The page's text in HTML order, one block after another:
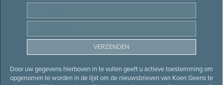
Door uw gegevens hierboven in te vullen geeft u actieve toestemming om
opgenomen te worden in de lijst om de nieuwsbrieven van Koen Geens te